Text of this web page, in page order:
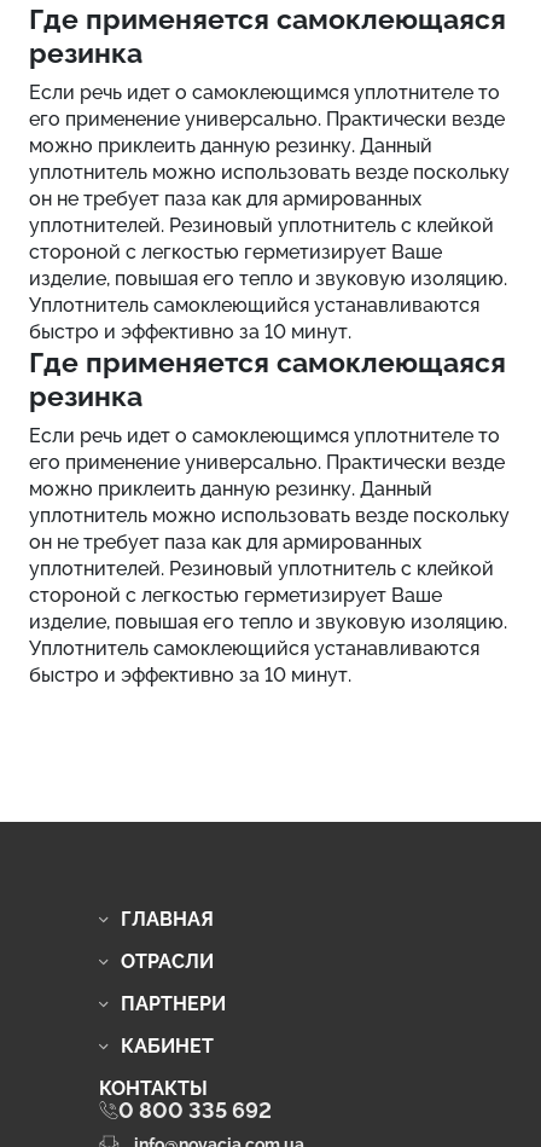
Где применяется самоклеющаяся
резинка
Если речь идет о самоклеющимся уплотнителе то
его применение универсально. Практически везде
можно приклеить данную резинку. Данный
уплотнитель можно использовать везде поскольку
он не требует паза как для армированных
уплотнителей. Резиновый уплотнитель с клейкой
стороной с легкостью герметизирует Ваше
изделие, повышая его тепло и звуковую изоляцию.
Уплотнитель самоклеющийся устанавливаются
быстро и эффективно за 10 минут.
Где применяется самоклеющаяся
резинка
Если речь идет о самоклеющимся уплотнителе то
его применение универсально. Практически везде
можно приклеить данную резинку. Данный
уплотнитель можно использовать везде поскольку
он не требует паза как для армированных
уплотнителей. Резиновый уплотнитель с клейкой
стороной с легкостью герметизирует Ваше
изделие, повышая его тепло и звуковую изоляцию.
Уплотнитель самоклеющийся устанавливаются
быстро и эффективно за 10 минут.
ГЛАВНАЯ
ОТРАСЛИ
ПАРТНЕРИ
КАБИНЕТ
КОНТАКТЫ
0 800 335 692